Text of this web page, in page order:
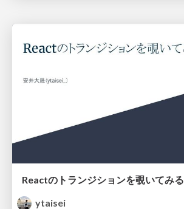
Reactのトランジションを覗いてみる
ytaisei